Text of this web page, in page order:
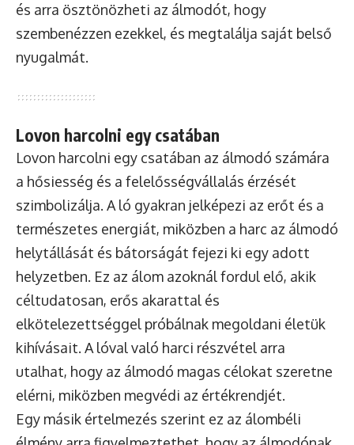
és arra ösztönözheti az álmodót, hogy
szembenézzen ezekkel, és megtalálja saját belső
nyugalmát.
Lovon harcolni egy csatában
Lovon harcolni egy csatában az álmodó számára
a hősiesség és a felelősségvállalás érzését
szimbolizálja. A ló gyakran jelképezi az erőt és a
természetes energiát, miközben a harc az álmodó
helytállását és bátorságát fejezi ki egy adott
helyzetben. Ez az álom azoknál fordul elő, akik
céltudatosan, erős akarattal és
elkötelezettséggel próbálnak megoldani életük
kihívásait. A lóval való harci részvétel arra
utalhat, hogy az álmodó magas célokat szeretne
elérni, miközben megvédi az értékrendjét.
Egy másik értelmezés szerint ez az álombéli